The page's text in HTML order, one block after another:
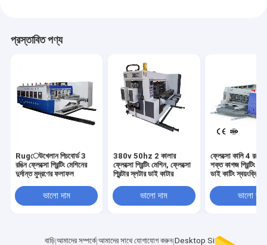
প্রস্তাবিত পণ্য
Rugেউখেলান পিচবোর্ড 3
রঙিন ফ্লেক্সো প্রিন্টিং মেশিনের
দুর্দান্ত মুদ্রণের ফলাফল
ভালো দাম
380v 50hz 2 কালার
ফ্লেক্সো প্রিন্টিং মেশিন, ফ্লেক্সো
প্রিন্টার স্লটার ডাই কাটার
ভালো দাম
ফ্লেক্সো কালি 4 রঙের
শক্ত কাগজ প্রিন্টিং
ডাই কাটিং স্বয়ংক্রিয়
ভালো দাম
বাড়ি আমাদের সম্পর্কে আমাদের সাথে যোগাযোগ করুন Desktop Site